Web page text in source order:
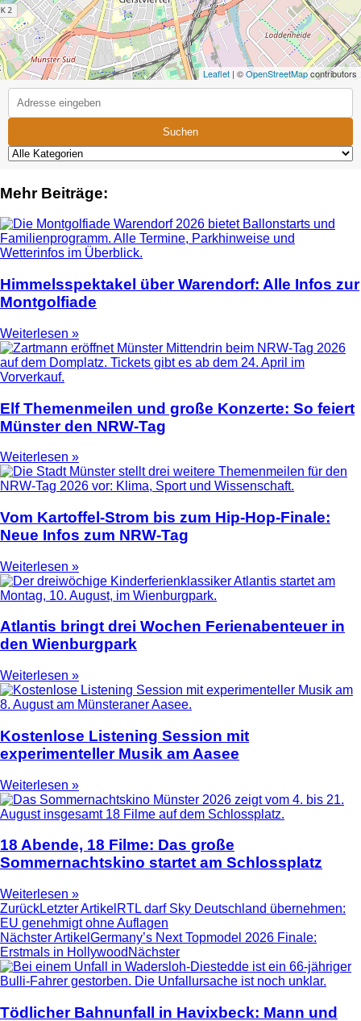
Leaflet | ©OpenStreetMapcontributors
Suchen
Mehr Beiträge:
Himmelsspektakel über Warendorf: Alle Infos zur
Montgolfiade
Weiterlesen »
Elf Themenmeilen und große Konzerte: So feiert
Münster den NRW-Tag
Weiterlesen »
Vom Kartoffel-Strom bis zum Hip-Hop-Finale:
Neue Infos zum NRW-Tag
Weiterlesen »
Atlantis bringt drei Wochen Ferienabenteuer in
den Wienburgpark
Weiterlesen »
Kostenlose Listening Session mit
experimenteller Musik am Aasee
Weiterlesen »
18 Abende, 18 Filme: Das große
Sommernachtskino startet am Schlossplatz
Weiterlesen »
ZurückLetzter Artikel RTL darf Sky Deutschland übernehmen:
EU genehmigt ohne Auflagen
Nächster Artikel Germany’s Next Topmodel 2026 Finale:
Erstmals in Hollywood Nächster
Tödlicher Bahnunfall in Havixbeck: Mann und